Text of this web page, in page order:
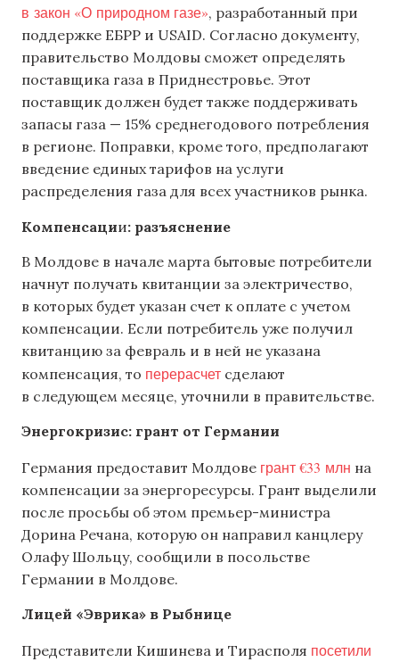
в закон «О природном газе», разработанный при
поддержке ЕБРР и USAID. Согласно документу,
правительство Молдовы сможет определять
поставщика газа в Приднестровье. Этот
поставщик должен будет также поддерживать
запасы газа — 15% среднегодового потребления
в регионе. Поправки, кроме того, предполагают
введение единых тарифов на услуги
распределения газа для всех участников рынка.
Компенсации: разъяснение
В Молдове в начале марта бытовые потребители
начнут получать квитанции за электричество,
в которых будет указан счет к оплате с учетом
компенсации. Если потребитель уже получил
квитанцию за февраль и в ней не указана
компенсация, то перерасчет сделают
в следующем месяце, уточнили в правительстве.
Энергокризис: грант от Германии
Германия предоставит Молдове грант €33 млн на
компенсации за энергоресурсы. Грант выделили
после просьбы об этом премьер-министра
Дорина Речана, которую он направил канцлеру
Олафу Шольцу, сообщили в посольстве
Германии в Молдове.
Лицей «Эврика» в Рыбнице
Представители Кишинева и Тирасполя посетили